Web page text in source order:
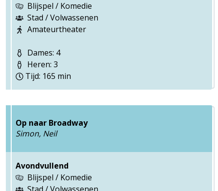
Blijspel / Komedie
Stad / Volwassenen
Amateurtheater
Dames: 4
Heren: 3
Tijd: 165 min
Op naar Broadway
Simon, Neil
Avondvullend
Blijspel / Komedie